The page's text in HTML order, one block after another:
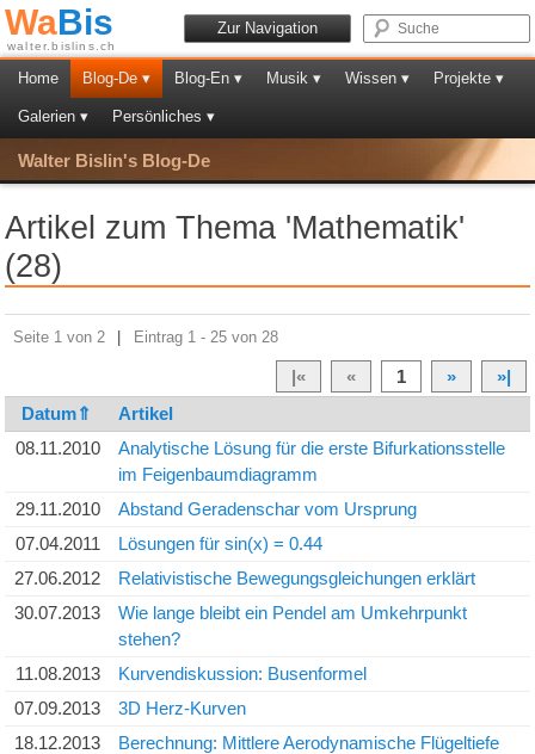
WaBis
walter.bislins.ch
Zur Navigation
Home Blog-De ▾ Blog-En ▾ Musik ▾ Wissen ▾ Projekte ▾
Galerien ▾ Persönliches ▾
Walter Bislin's Blog-De
Artikel zum Thema 'Mathematik'
(28)
Seite 1 von 2 Eintrag 1 - 25 von 28
|« « 1 »
»|
Datum⇑
Artikel
08.11.2010
Analytische Lösung für die erste Bifurkationsstelle
im Feigenbaumdiagramm
29.11.2010
Abstand Geradenschar vom Ursprung
07.04.2011
Lösungen für sin(x) = 0.44
27.06.2012
Relativistische Bewegungsgleichungen erklärt
30.07.2013
Wie lange bleibt ein Pendel am Umkehrpunkt
stehen?
11.08.2013
Kurvendiskussion: Busenformel
07.09.2013
3D Herz-Kurven
18.12.2013
Berechnung: Mittlere Aerodynamische Flügeltiefe